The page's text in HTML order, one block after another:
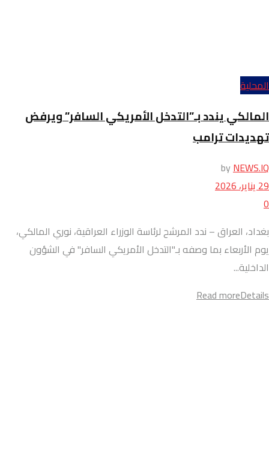
المحلية
المالكي يندد بـ”التدخل الأمريكي السافر” ويرفض
تهديدات ترامب
byNEWS.IQ
29 يناير، 2026
0
بغداد، العراق – ندد المرشح لرئاسة الوزراء العراقية، نوري المالكي،
يوم الأربعاء بما وصفه بـ"التدخل الأمريكي السافر" في الشؤون
الداخلية...
Read moreDetails